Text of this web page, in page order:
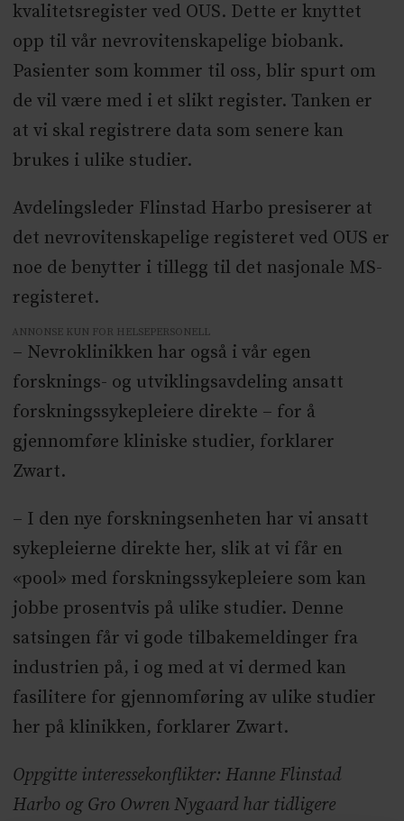
kvalitetsregister ved OUS. Dette er knyttet
opp til vår nevrovitenskapelige biobank.
Pasienter som kommer til oss, blir spurt om
de vil være med i et slikt register. Tanken er
at vi skal registrere data som senere kan
brukes i ulike studier.
Avdelingsleder Flinstad Harbo presiserer at
det nevrovitenskapelige registeret ved OUS er
noe de benytter i tillegg til det nasjonale MS-
registeret.
ANNONSE KUN FOR HELSEPERSONELL
– Nevroklinikken har også i vår egen
forsknings- og utviklingsavdeling ansatt
forskningssykepleiere direkte – for å
gjennomføre kliniske studier, forklarer
Zwart.
– I den nye forskningsenheten har vi ansatt
sykepleierne direkte her, slik at vi får en
«pool» med forskningssykepleiere som kan
jobbe prosentvis på ulike studier. Denne
satsingen får vi gode tilbakemeldinger fra
industrien på, i og med at vi dermed kan
fasilitere for gjennomføring av ulike studier
her på klinikken, forklarer Zwart.
Oppgitte interessekonflikter: Hanne Flinstad
Harbo og Gro Owren Nygaard har tidligere